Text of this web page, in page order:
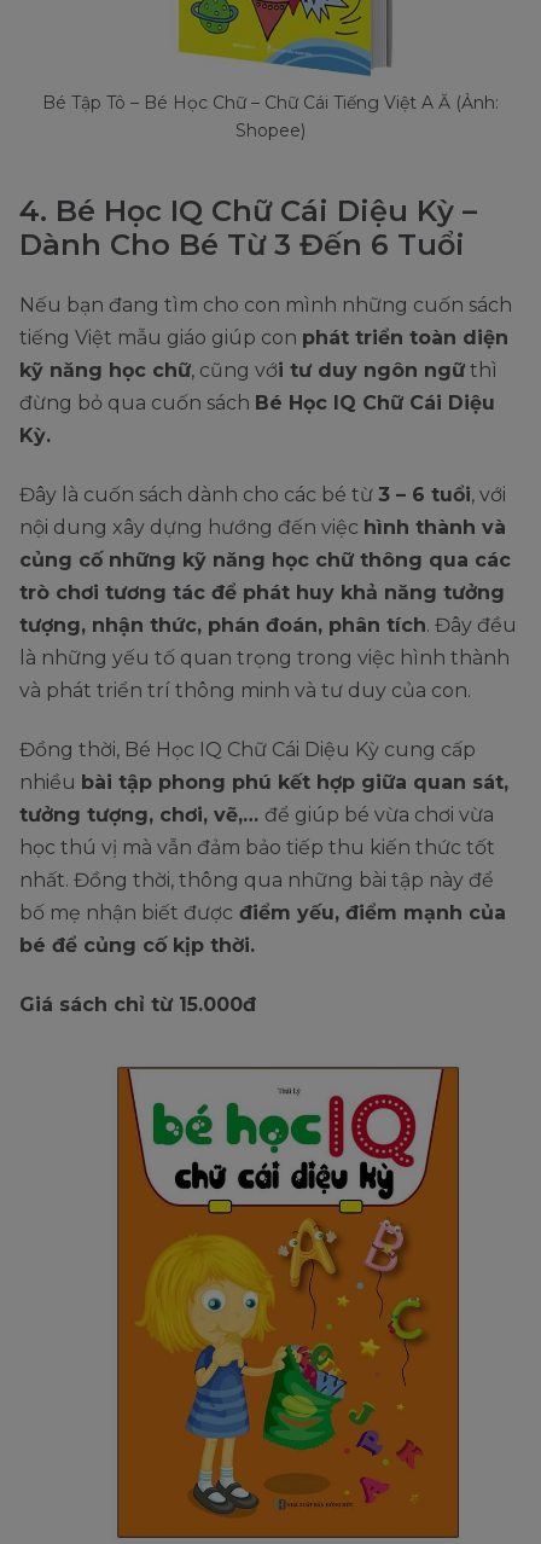
Bé Tập Tô – Bé Học Chữ – Chữ Cái Tiếng Việt A Ă (Ảnh:
Shopee)
4. Bé Học IQ Chữ Cái Diệu Kỳ –
Dành Cho Bé Từ 3 Đến 6 Tuổi
Nếu bạn đang tìm cho con mình những cuốn sách
tiếng Việt mẫu giáo giúp con phát triển toàn diện
kỹ năng học chữ, cũng với tư duy ngôn ngữ thì
đừng bỏ qua cuốn sách Bé Học IQ Chữ Cái Diệu
Kỳ.
Đây là cuốn sách dành cho các bé từ 3 – 6 tuổi, với
nội dung xây dựng hướng đến việc hình thành và
củng cố những kỹ năng học chữ thông qua các
trò chơi tương tác để phát huy khả năng tưởng
tượng, nhận thức, phán đoán, phân tích. Đây đều
là những yếu tố quan trọng trong việc hình thành
và phát triển trí thông minh và tư duy của con.
Đồng thời, Bé Học IQ Chữ Cái Diệu Kỳ cung cấp
nhiều bài tập phong phú kết hợp giữa quan sát,
tưởng tượng, chơi, vẽ,… để giúp bé vừa chơi vừa
học thú vị mà vẫn đảm bảo tiếp thu kiến thức tốt
nhất. Đồng thời, thông qua những bài tập này để
bố mẹ nhận biết được điểm yếu, điểm mạnh của
bé để củng cố kịp thời.
Giá sách chỉ từ 15.000đ